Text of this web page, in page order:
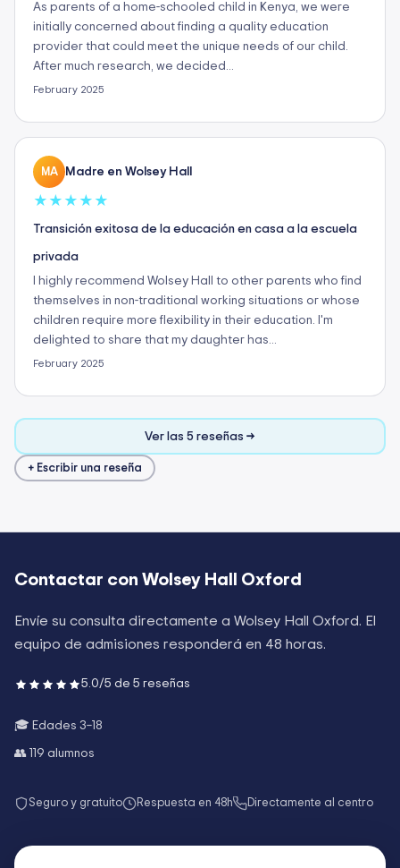
As parents of a home-schooled child in Kenya, we were
initially concerned about finding a quality education
provider that could meet the unique needs of our child.
After much research, we decided…
February 2025
MA Madre en Wolsey Hall
★ ★ ★ ★ ★
Transición exitosa de la educación en casa a la escuela
privada
I highly recommend Wolsey Hall to other parents who find
themselves in non-traditional working situations or whose
children require more flexibility in their education. I'm
delighted to share that my daughter has…
February 2025
Ver las 5 reseñas →
+ Escribir una reseña
Contactar con Wolsey Hall Oxford
Envíe su consulta directamente a Wolsey Hall Oxford. El
equipo de admisiones responderá en 48 horas.
5.0/5 de 5 reseñas
🎓 Edades 3–18
👥 119 alumnos
Seguro y gratuito Respuesta en 48h Directamente al centro